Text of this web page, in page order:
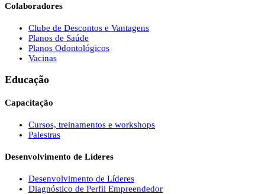
Colaboradores
Clube de Descontos e Vantagens
Planos de Saúde
Planos Odontológicos
Vacinas
Educação
Capacitação
Cursos, treinamentos e workshops
Palestras
Desenvolvimento de Líderes
Desenvolvimento de Líderes
Diagnóstico de Perfil Empreendedor